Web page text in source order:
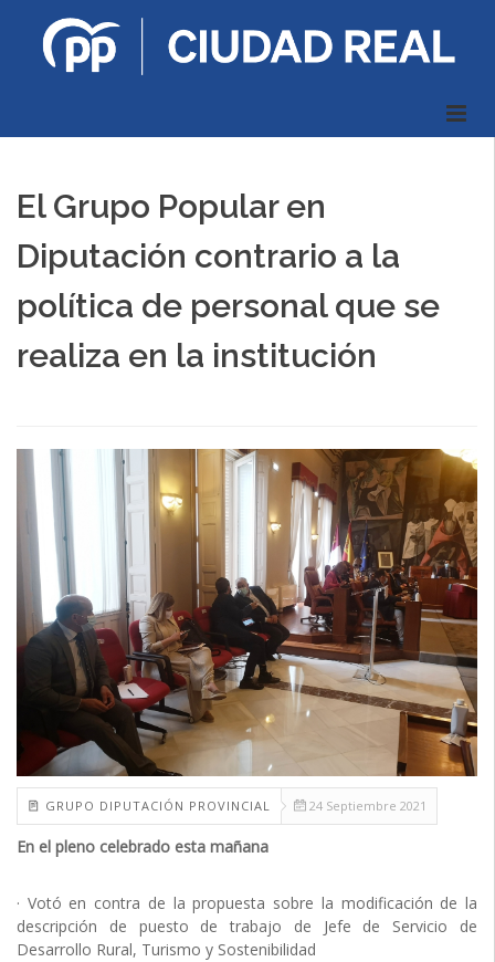
El Grupo Popular en
Diputación contrario a la
política de personal que se
realiza en la institución
GRUPO DIPUTACIÓN PROVINCIAL 24 Septiembre 2021
En el pleno celebrado esta mañana
· Votó en contra de la propuesta sobre la modificación de la
descripción de puesto de trabajo de Jefe de Servicio de
Desarrollo Rural, Turismo y Sostenibilidad